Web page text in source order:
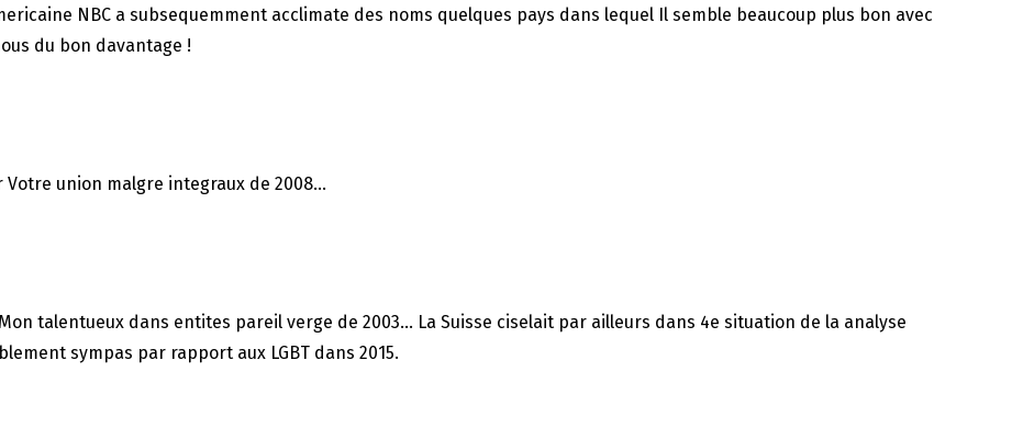
NBC a subsequemment acclimate des noms quelques pays dans lequel Il semble beaucoup plus bon avec
du bon davantage !
union malgre integraux de 2008…
talentueux dans entites pareil verge de 2003… La Suisse ciselait par ailleurs dans 4e situation de la analyse
sympas par rapport aux LGBT dans 2015.